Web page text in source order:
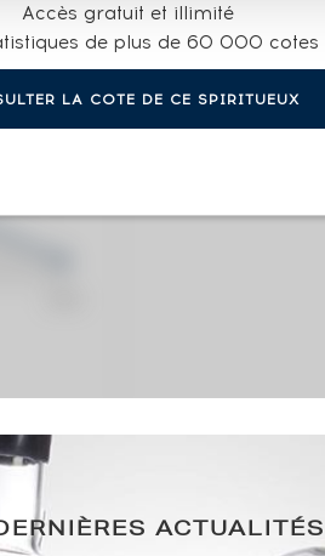
Accès gratuit et illimité
de plus de 60 000 cotes
LA COTE DE CE SPIRITUEUX
187
ACTUALITÉS